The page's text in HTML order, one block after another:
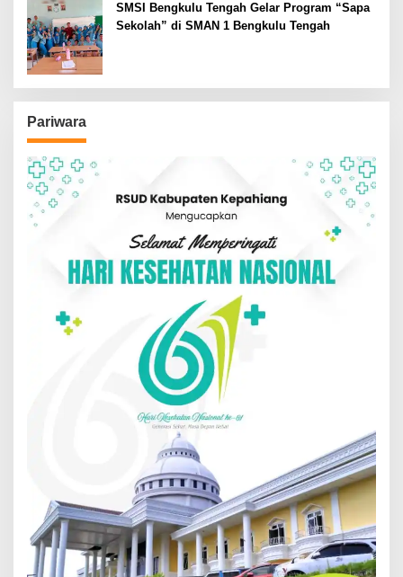
SMSI Bengkulu Tengah Gelar Program “Sapa
Sekolah” di SMAN 1 Bengkulu Tengah
Pariwara